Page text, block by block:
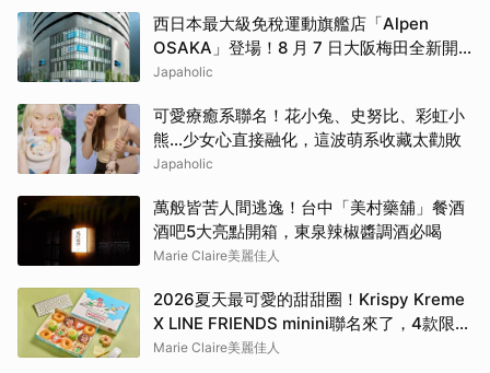
西日本最大級免稅運動旗艦店「Alpen
OSAKA」登場！8 月 7 日大阪梅田全新開
幕！
Japaholic
可愛療癒系聯名！花小兔、史努比、彩虹小
熊…少女心直接融化，這波萌系收藏太勸敗
Japaholic
萬般皆苦人間逃逸！台中「美村藥舖」餐酒
酒吧5大亮點開箱，東泉辣椒醬調酒必喝
Marie Claire美麗佳人
2026夏天最可愛的甜甜圈！Krispy Kreme
X LINE FRIENDS minini聯名來了，4款限定
口味、周邊商品及優惠一次看
Marie Claire美麗佳人